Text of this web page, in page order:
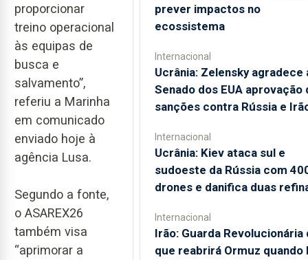
proporcionar
treino operacional
às equipas de
busca e
salvamento”,
referiu a Marinha
em comunicado
enviado hoje à
agência Lusa.
Segundo a fonte,
o ASAREX26
também visa
“aprimorar a
prever impactos no
ecossistema
Internacional
Ucrânia: Zelensky agradece
Senado dos EUA aprovação
sanções contra Rússia e
Internacional
Ucrânia: Kiev ataca sul e
sudoeste da Rússia com
drones e danifica duas
Internacional
Irão: Guarda Revolucionária
que reabrirá Ormuz quando